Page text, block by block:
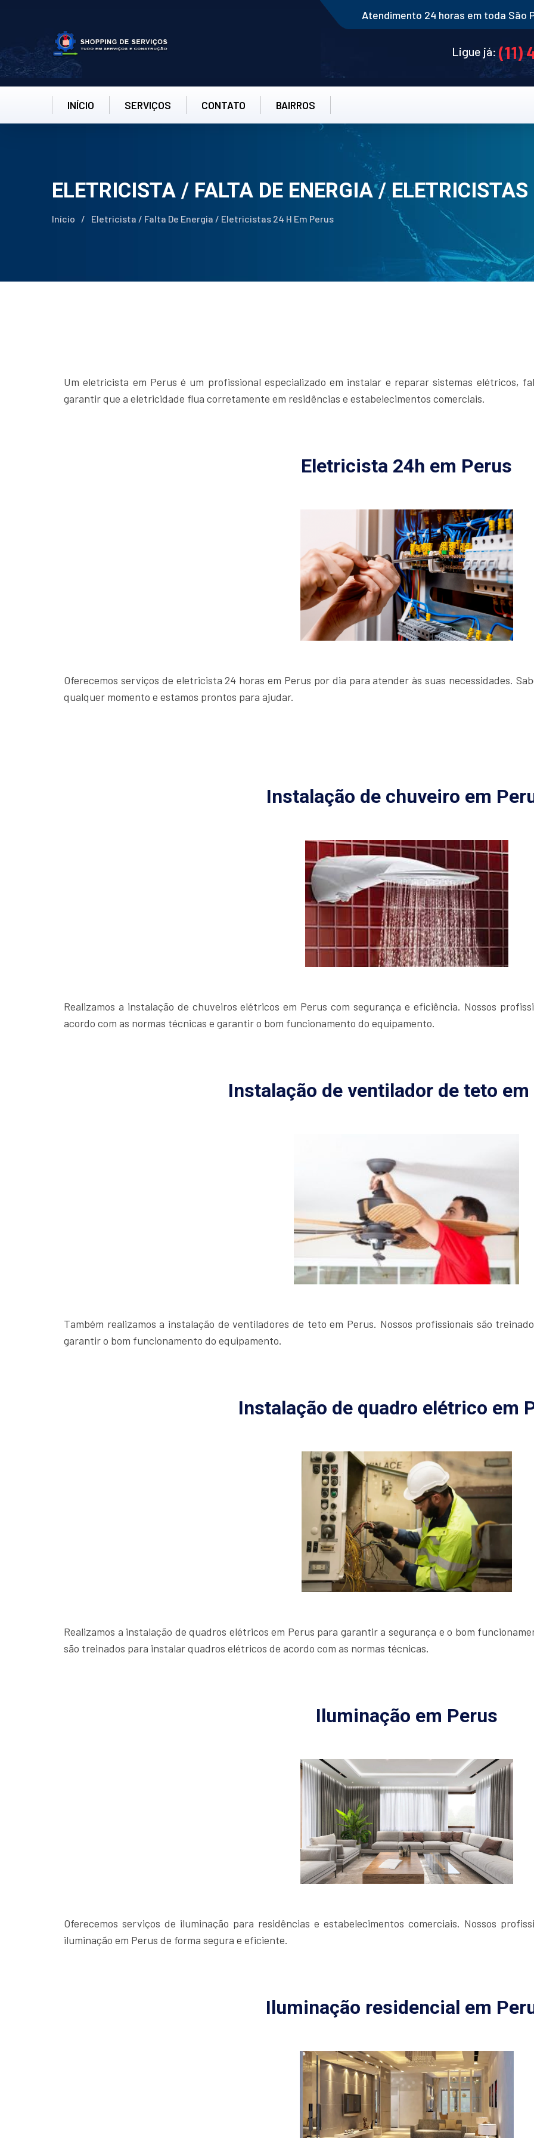
Atendimento 24 horas em toda São
Ligue já: (11)
INÍCIO SERVIÇOS CONTATO BAIRROS
ELETRICISTA / FALTA DE ENERGIA /
Início / Eletricista / Falta De Energia / Eletricistas 24 H Em Perus
Um eletricista em Perus é um profissional especializado em instalar e reparar sistemas elétricos,
garantir que a eletricidade flua corretamente em residências e estabelecimentos comerciais.
Eletricista 24h em Perus
Oferecemos serviços de eletricista 24 horas em Perus por dia para atender às suas necessidades.
qualquer momento e estamos prontos para ajudar.
Instalação de chuveiro em
Realizamos a instalação de chuveiros elétricos em Perus com segurança e eficiência. Nossos
acordo com as normas técnicas e garantir o bom funcionamento do equipamento.
Instalação de ventilador de teto em
Também realizamos a instalação de ventiladores de teto em Perus. Nossos profissionais são
garantir o bom funcionamento do equipamento.
Instalação de quadro elétrico em
Realizamos a instalação de quadros elétricos em Perus para garantir a segurança e o bom
são treinados para instalar quadros elétricos de acordo com as normas técnicas.
Iluminação em Perus
Oferecemos serviços de iluminação para residências e estabelecimentos comerciais. Nossos
iluminação em Perus de forma segura e eficiente.
Iluminação residencial em